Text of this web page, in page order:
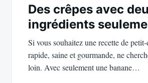
Des crêpes avec
ingrédients
Si vous souhaitez une recette de
rapide, saine et gourmande, ne
loin. Avec seulement une banane…